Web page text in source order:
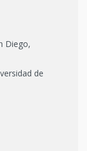
Diego,
de